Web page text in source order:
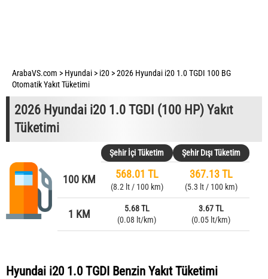
ArabaVS.com > Hyundai > i20 >2026 Hyundai i20 1.0 TGDI 100 BG
Otomatik Yakıt Tüketimi
2026 Hyundai i20 1.0 TGDI (100 HP) Yakıt
Tüketimi
Şehir İçi Tüketim Şehir Dışı Tüketim
100 KM 568.01 TL
(8.2 lt / 100 km)
367.13 TL
(5.3 lt / 100 km)
1 KM
5.68 TL
(0.08 lt/km)
3.67 TL
(0.05 lt/km)
Hyundai i20 1.0 TGDI Benzin Yakıt Tüketimi